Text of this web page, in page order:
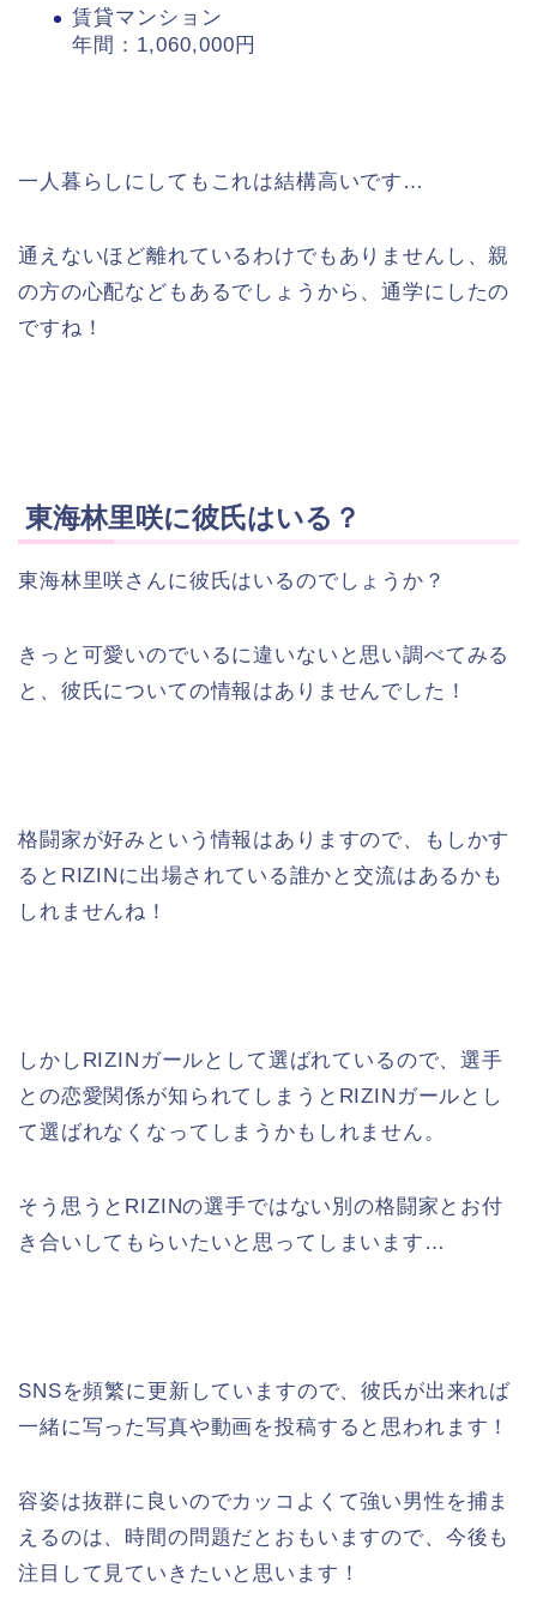
賃貸マンション
年間：1,060,000円
一人暮らしにしてもこれは結構高いです…
通えないほど離れているわけでもありませんし、親
の方の心配などもあるでしょうから、通学にしたの
ですね！
東海林里咲に彼氏はいる？
東海林里咲さんに彼氏はいるのでしょうか？
きっと可愛いのでいるに違いないと思い調べてみる
と、彼氏についての情報はありませんでした！
格闘家が好みという情報はありますので、もしかす
るとRIZINに出場されている誰かと交流はあるかも
しれませんね！
しかしRIZINガールとして選ばれているので、選手
との恋愛関係が知られてしまうとRIZINガールとし
て選ばれなくなってしまうかもしれません。
そう思うとRIZINの選手ではない別の格闘家とお付
き合いしてもらいたいと思ってしまいます…
SNSを頻繁に更新していますので、彼氏が出来れば
一緒に写った写真や動画を投稿すると思われます！
容姿は抜群に良いのでカッコよくて強い男性を捕ま
えるのは、時間の問題だとおもいますので、今後も
注目して見ていきたいと思います！